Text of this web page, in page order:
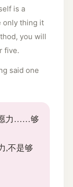
is a
only thing it
you will
five.
said one
愿力……够
,不是够